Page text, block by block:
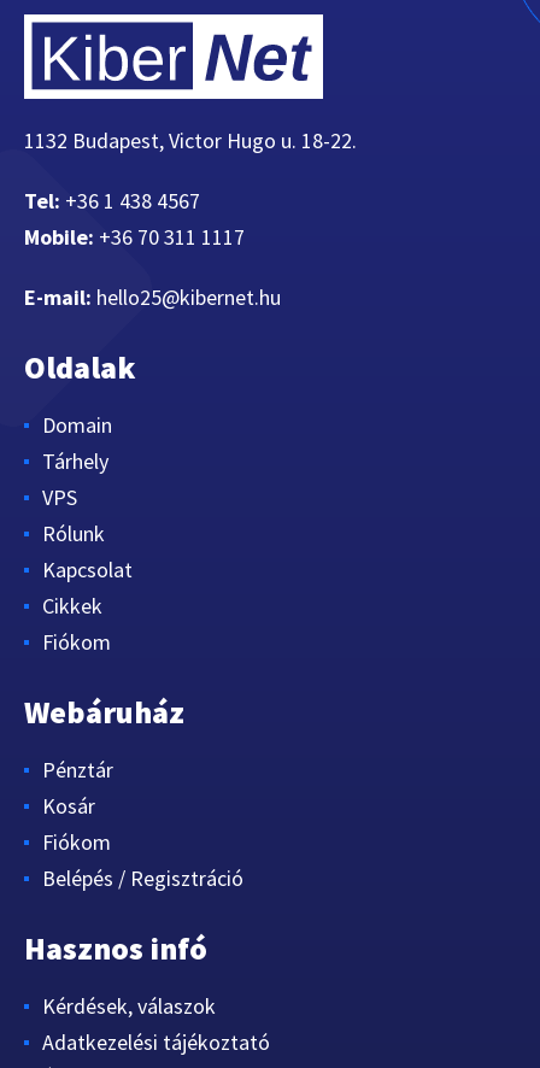
1132 Budapest, Victor Hugo u. 18-22.
Tel: +36 1 438 4567
Mobile: +36 70 311 1117
E-mail: hello25@kibernet.hu
Oldalak
Domain
Tárhely
VPS
Rólunk
Kapcsolat
Cikkek
Fiókom
Webáruház
Pénztár
Kosár
Fiókom
Belépés / Regisztráció
Hasznos infó
Kérdések, válaszok
Adatkezelési tájékoztató